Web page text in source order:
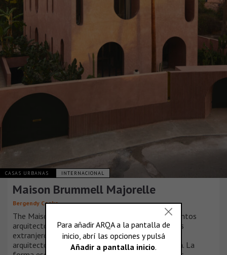
CASAS URBANAS INTERNACIONAL
Maison Brummell Majorelle
Bergendy Cooke
The Maison es una interpretación lúdica de elementos
arquitectónicos árabes destilados a través de ojos
extranjeros. Está inspirado en su rica historia
arquitectónica, pero deliberadamente no la replica. La